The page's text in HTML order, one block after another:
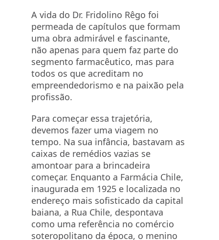
A vida do Dr. Fridolino Rêgo foi
permeada de capítulos que formam
uma obra admirável e fascinante,
não apenas para quem faz parte do
segmento farmacêutico, mas para
todos os que acreditam no
empreendedorismo e na paixão pela
profissão.
Para começar essa trajetória,
devemos fazer uma viagem no
tempo. Na sua infância, bastavam as
caixas de remédios vazias se
amontoar para a brincadeira
começar. Enquanto a Farmácia Chile,
inaugurada em 1925 e localizada no
endereço mais sofisticado da capital
baiana, a Rua Chile, despontava
como uma referência no comércio
soteropolitano da época, o menino